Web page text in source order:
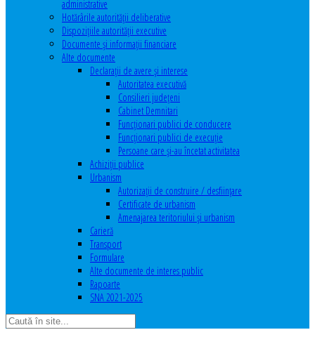
administrative
Hotărârile autorităţii deliberative
Dispoziţiile autorităţii executive
Documente şi informaţii financiare
Alte documente
Declaraţii de avere şi interese
Autoritatea executivă
Consilieri judeţeni
Cabinet Demnitari
Funcţionari publici de conducere
Funcționari publici de execuție
Persoane care şi-au încetat activitatea
Achiziţii publice
Urbanism
Autorizații de construire / desființare
Certificate de urbanism
Amenajarea teritoriului şi urbanism
Carieră
Transport
Formulare
Alte documente de interes public
Rapoarte
SNA 2021-2025